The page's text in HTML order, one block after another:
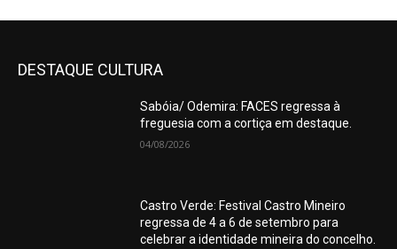
DESTAQUE CULTURA
Sabóia/ Odemira: FACES regressa à
freguesia com a cortiça em destaque.
04/08/2026
Castro Verde: Festival Castro Mineiro
regressa de 4 a 6 de setembro para
celebrar a identidade mineira do concelho.